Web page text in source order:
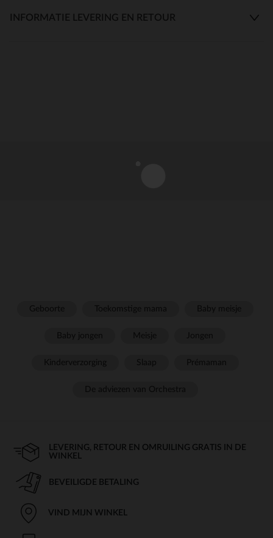
INFORMATIE LEVERING EN RETOUR
LEVERING, RETOUR EN OMRUILING GRATIS IN DE
WINKEL
BEVEILIGDE BETALING
VIND MIJN WINKEL